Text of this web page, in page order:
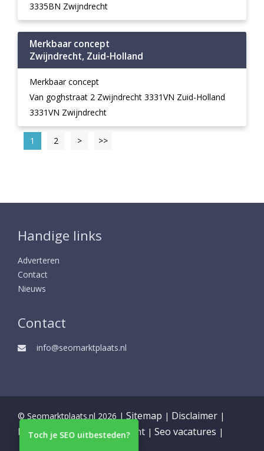
3335BN Zwijndrecht
Merkbaar concept
Zwijndrecht, Zuid-Holland
Merkbaar concept
Van goghstraat 2 Zwijndrecht 3331VN Zuid-Holland
3331VN Zwijndrecht
1 2 > >>
Handige links
Adverteren
Contact
Nieuws
Contact
info@seomarktplaats.nl
© Seomarktplaats.nl 2026 |Sitemap | Disclaimer |
Partners|Privacy statement | Seo vacatures |
Toch je SEO uitbesteden?